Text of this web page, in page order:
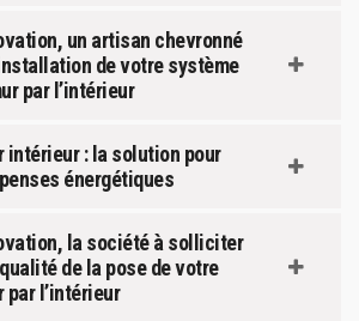
un artisan chevronné
de votre système
par l’intérieur
intérieur : la solution pour
énergétiques
la société à solliciter
de la pose de votre
l’intérieur